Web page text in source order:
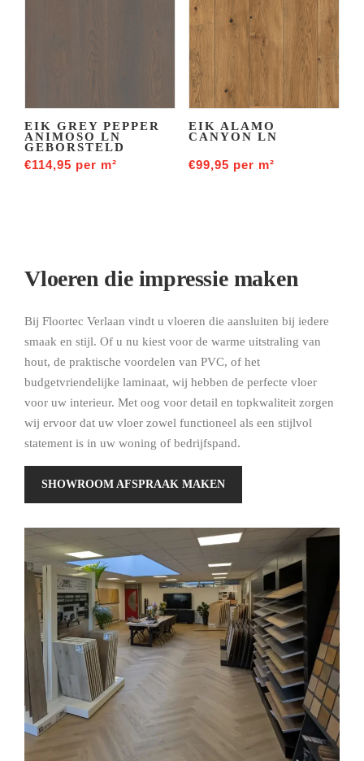
EIK GREY PEPPER
ANIMOSO LN
GEBORSTELD
€114,95 per m²
EIK ALAMO
CANYON LN
€99,95 per m²
Vloeren die impressie maken
Bij Floortec Verlaan vindt u vloeren die aansluiten bij iedere
smaak en stijl. Of u nu kiest voor de warme uitstraling van
hout, de praktische voordelen van PVC, of het
budgetvriendelijke laminaat, wij hebben de perfecte vloer
voor uw interieur. Met oog voor detail en topkwaliteit zorgen
wij ervoor dat uw vloer zowel functioneel als een stijlvol
statement is in uw woning of bedrijfspand.
SHOWROOM AFSPRAAK MAKEN